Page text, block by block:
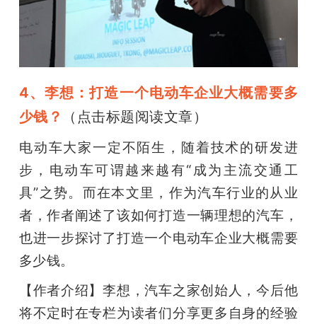
4、李想：打造一个电动车企业大概需要多
少钱？
（点击标题阅读文章）
电动车大家一定不陌生，随着技术的研发进
步，电动车可谓越来越有“成为主流交通工
具”之势。而在本文里，作为汽车行业的从业
者，作者阐述了该如何打造一辆理想的汽车，
也进一步探讨了打造一个电动车企业大概需要
多少钱。
【作者介绍】李想，汽车之家创始人，今后他
将不定时在专栏为读者们分享更多自身的经验